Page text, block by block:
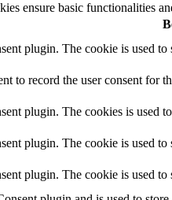
ensure basic functionalities
plugin. The cookie is used
to record the user consent for
plugin. The cookies is used
plugin. The cookie is used
plugin. The cookie is used